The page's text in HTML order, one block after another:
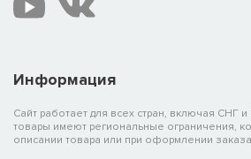
Информация
Сайт работает для всех стран, включая СНГ
товары имеют региональные ограничения,
описании товара или при оформлении